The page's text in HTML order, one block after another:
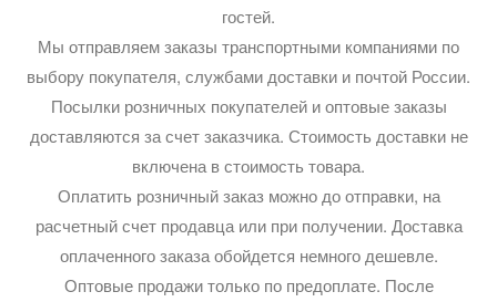
гостей.
Мы отправляем заказы транспортными компаниями по
выбору покупателя, службами доставки и почтой России.
Посылки розничных покупателей и оптовые заказы
доставляются за счет заказчика. Стоимость доставки не
включена в стоимость товара.
Оплатить розничный заказ можно до отправки, на
расчетный счет продавца или при получении. Доставка
оплаченного заказа обойдется немного дешевле.
Оптовые продажи только по предоплате. После